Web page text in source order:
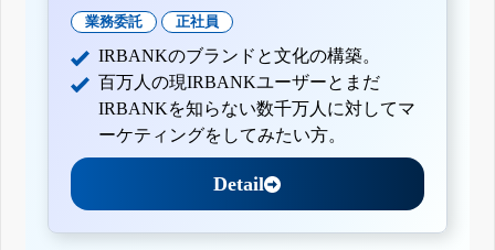
業務委託 正社員
IRBANKのブランドと文化の構築。
百万人の現IRBANKユーザーとまだ
IRBANKを知らない数千万人に対してマ
ーケティングをしてみたい方。
Detail